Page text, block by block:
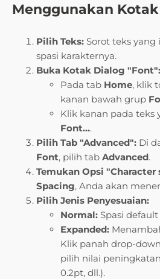
Menggunakan
Pilih Teks: Sorot teks yang
spasi karakternya.
Buka Kotak Dialog "Font":
Pada tab Home, klik
kanan bawah grup
Klik kanan pada teks
Font….
Pilih Tab "Advanced": Di
Font, pilih tab Advanced.
Temukan Opsi "Character
Spacing, Anda akan
Pilih Jenis Penyesuaian:
Normal: Spasi
Expanded:
Klik panah drop-
pilih nilai
0.2pt, dll.).